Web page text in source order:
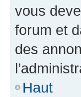
vous
forum et
des
Haut